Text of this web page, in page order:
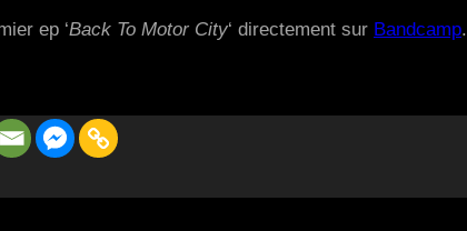
ep ‘Back To Motor City‘ directement sur Bandcamp.